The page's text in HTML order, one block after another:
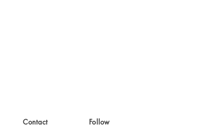
Contact Follow